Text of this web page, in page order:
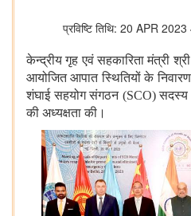
प्रविष्टि तिथि: 20 APR
केन्द्रीय गृह एवं सहकारिता मंत्री
आयोजित आपात स्थितियों के
शंघाई सहयोग संगठन (SCO) सदस्‍य
की अध्यक्षता की।